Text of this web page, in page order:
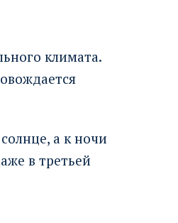
климата.
а к ночи
в третьей